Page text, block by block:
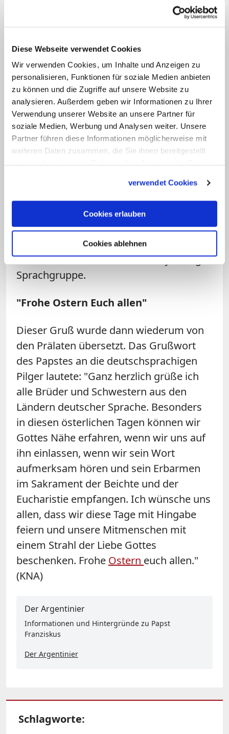
Diese Webseite verwendet Cookies
Wir verwenden Cookies, um Inhalte und Anzeigen zu
personalisieren, Funktionen für soziale Medien anbieten
zu können und die Zugriffe auf unsere Website zu
analysieren. Außerdem geben wir Informationen zu Ihrer
Verwendung unserer Website an unsere Partner für
soziale Medien, Werbung und Analysen weiter. Unsere
Partner führen diese Informationen möglicherweise mit
weiteren Daten zusammen, die Sie ihnen bereitgestellt
verwendet Cookies
Cookies erlauben
Cookies ablehnen
Franziskus sprach bei seiner
Generalaudienz nur auf Italienisch. Nach
seiner Ansprache präsentierten
Mitarbeiter des Staatssekretariats dem
Papst in verschiedenen Sprachen die
Besuchergruppen aus den
fassten sie die Ansprache des Papstes
auf Französisch, Englisch, Deutsch,
Spanisch, Portugiesisch, Polnisch und
Arabisch zusammen. Danach wandte
sich Franziskus mit einem eigenen
Grußwort auf Italienisch an die jeweilige
Sprachgruppe.
"Frohe Ostern Euch allen"
Dieser Gruß wurde dann wiederum von
den Prälaten übersetzt. Das Grußwort
des Papstes an die deutschsprachigen
Pilger lautete: "Ganz herzlich grüße ich
alle Brüder und Schwestern aus den
Ländern deutscher Sprache. Besonders
in diesen österlichen Tagen können wir
Gottes Nähe erfahren, wenn wir uns auf
ihn einlassen, wenn wir sein Wort
aufmerksam hören und sein Erbarmen
im Sakrament der Beichte und der
Eucharistie empfangen. Ich wünsche uns
allen, dass wir diese Tage mit Hingabe
feiern und unsere Mitmenschen mit
einem Strahl der Liebe Gottes
beschenken. Frohe Ostern euch allen."
(KNA)
Der Argentinier
Informationen und Hintergründe zu Papst
Franziskus
Der Argentinier
Schlagworte: